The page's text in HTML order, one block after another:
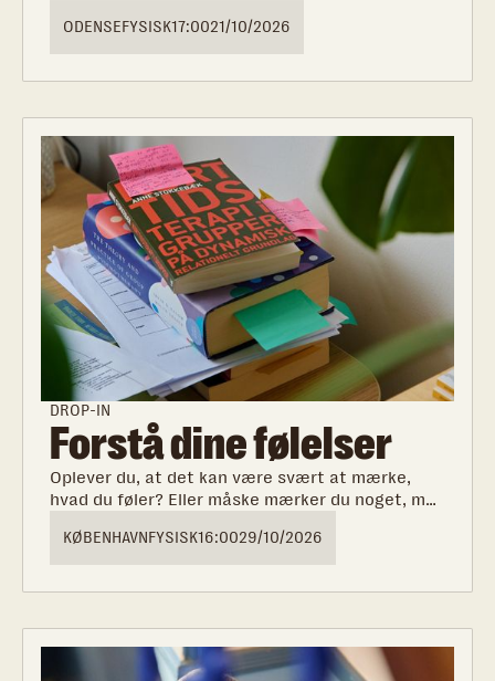
en vej til egenomsorg og selvkontakt – særligt
følelsesmæssigt kaos i opvæksten.
ODENSEFYSISK17:0021/10/2026
DROP-IN
Forstå dine følelser
Oplever du, at det kan være svært at mærke,
hvad du føler? Eller måske mærker du noget, men
og hør mere om, hvordan en opvækst med
og tale om dine følelser.
KØBENHAVNFYSISK16:0029/10/2026